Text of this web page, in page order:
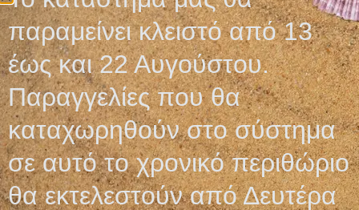
Επιλογή Επιλογή
παραμείνει κλειστό από 13
έως και 22 Αυγούστου.
Παραγγελίες που θα
καταχωρηθούν στο σύστημα
σε αυτό το χρονικό περιθώριο
θα εκτελεστούν από Δευτέρα